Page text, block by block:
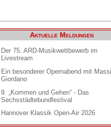
Aktuelle Meldungen
Der 75. ARD-Musikwettbewerb im
Livestream
Ein besonderer Opernabend mit
Giordano
9. „Kommen und Gehen“ - Das
Sechsstädtebundfestival
Hannover Klassik Open-Air 2026